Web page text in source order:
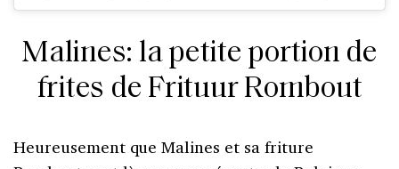
Malines: la petite portion de
frites de Frituur Rombout
Heureusement que Malines et sa friture